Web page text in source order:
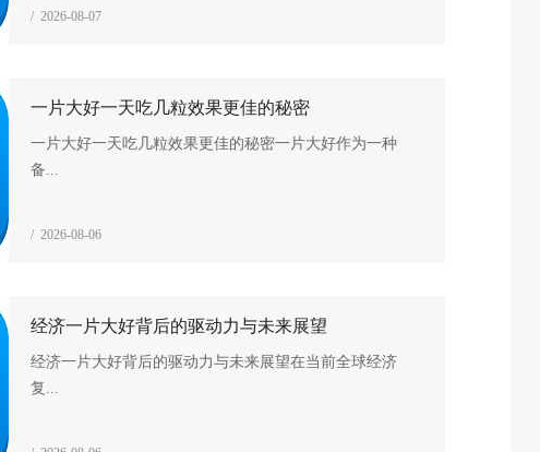
/ 2026-08-07
一片大好一天吃几粒效果更佳的秘密
一片大好一天吃几粒效果更佳的秘密一片大好作为一种
备...
/ 2026-08-06
经济一片大好背后的驱动力与未来展望
经济一片大好背后的驱动力与未来展望在当前全球经济
复...